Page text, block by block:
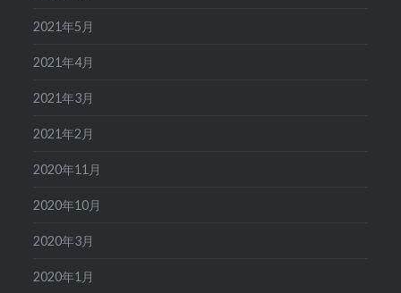
2021年5月
2021年4月
2021年3月
2021年2月
2020年11月
2020年10月
2020年3月
2020年1月